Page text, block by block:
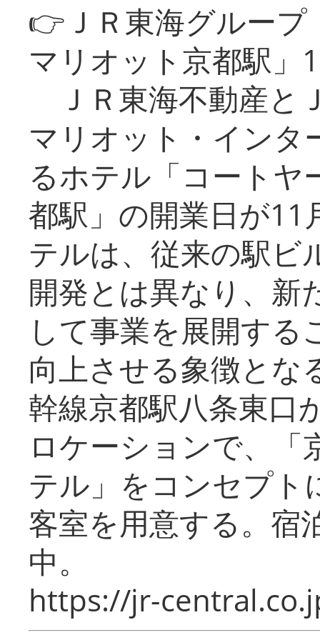
👉ＪＲ東海グルー
マリオット京都駅」
ＪＲ東海不動産と
マリオット・インタ
るホテル「コートヤ
都駅」の開業日が11
テルは、従来の駅ビ
開発とは異なり、新
して事業を展開する
向上させる象徴とな
幹線京都駅八条東口
ロケーションで、「
テル」をコンセプト
客室を用意する。宿
中。
https://jr-